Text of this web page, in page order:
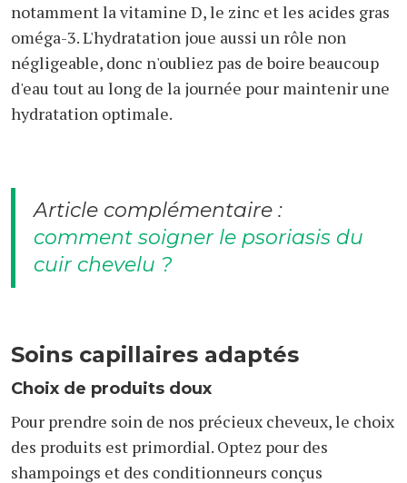
notamment la vitamine D, le zinc et les acides gras
oméga-3. L'hydratation joue aussi un rôle non
négligeable, donc n'oubliez pas de boire beaucoup
d'eau tout au long de la journée pour maintenir une
hydratation optimale.
Article complémentaire :
comment soigner le psoriasis du
cuir chevelu ?
Soins capillaires adaptés
Choix de produits doux
Pour prendre soin de nos précieux cheveux, le choix
des produits est primordial. Optez pour des
shampoings et des conditionneurs conçus